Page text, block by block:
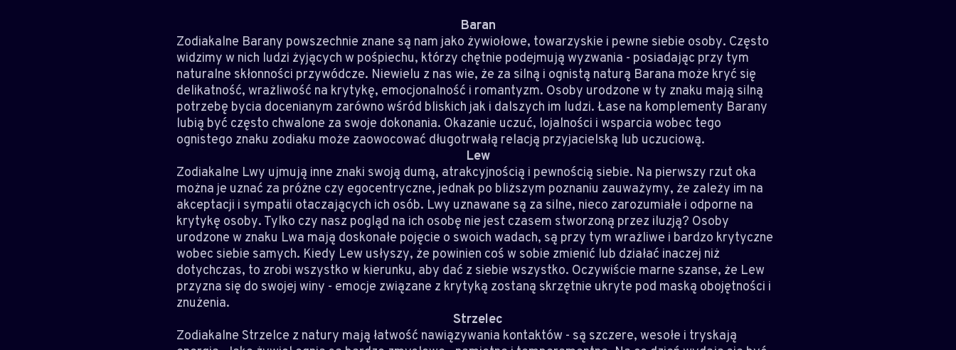
Baran
Zodiakalne Barany powszechnie znane są nam jako żywiołowe, towarzyskie i pewne siebie osoby. Często
widzimy w nich ludzi żyjących w pośpiechu, którzy chętnie podejmują wyzwania - posiadając przy tym
naturalne skłonności przywódcze. Niewielu z nas wie, że za silną i ognistą naturą Barana może kryć się
delikatność, wrażliwość na krytykę, emocjonalność i romantyzm. Osoby urodzone w ty znaku mają silną
potrzebę bycia docenianym zarówno wśród bliskich jak i dalszych im ludzi. Łase na komplementy Barany
lubią być często chwalone za swoje dokonania. Okazanie uczuć, lojalności i wsparcia wobec tego
ognistego znaku zodiaku może zaowocować długotrwałą relacją przyjacielską lub uczuciową.
Lew
Zodiakalne Lwy ujmują inne znaki swoją dumą, atrakcyjnością i pewnością siebie. Na pierwszy rzut oka
można je uznać za próżne czy egocentryczne, jednak po bliższym poznaniu zauważymy, że zależy im na
akceptacji i sympatii otaczających ich osób. Lwy uznawane są za silne, nieco zarozumiałe i odporne na
krytykę osoby. Tylko czy nasz pogląd na ich osobę nie jest czasem stworzoną przez iluzją? Osoby
urodzone w znaku Lwa mają doskonałe pojęcie o swoich wadach, są przy tym wrażliwe i bardzo krytyczne
wobec siebie samych. Kiedy Lew usłyszy, że powinien coś w sobie zmienić lub działać inaczej niż
dotychczas, to zrobi wszystko w kierunku, aby dać z siebie wszystko. Oczywiście marne szanse, że Lew
przyzna się do swojej winy - emocje związane z krytyką zostaną skrzętnie ukryte pod maską obojętności i
znużenia.
Strzelec
Zodiakalne Strzelce z natury mają łatwość nawiązywania kontaktów - są szczere, wesołe i tryskają